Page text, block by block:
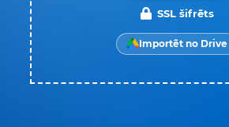
SSL šifrēts
Importēt no Drive